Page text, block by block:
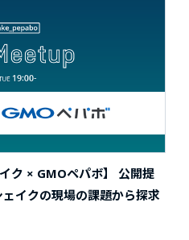
ク × GMOペパボ】
公開提
イクの現場の課題から探求